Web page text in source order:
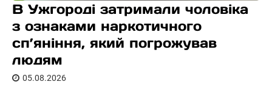
В Ужгороді затримали чоловіка
з ознаками наркотичного
сп’яніння, який погрожував
людям
05.08.2026